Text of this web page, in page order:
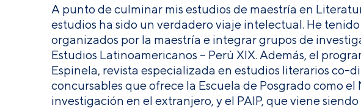
A punto de culminar mis estudios de maestría en
estudios ha sido un verdadero viaje intelectual. He
organizados por la maestría e integrar grupos de
Estudios Latinoamericanos – Perú XIX. Además, el
Espinela, revista especializada en estudios literarios co-
concursables que ofrece la Escuela de Posgrado como
investigación en el extranjero, y el PAIP, que viene